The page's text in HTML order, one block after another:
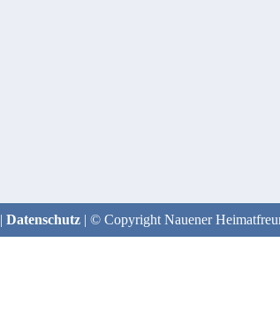
| Datenschutz | © Copyright Nauener